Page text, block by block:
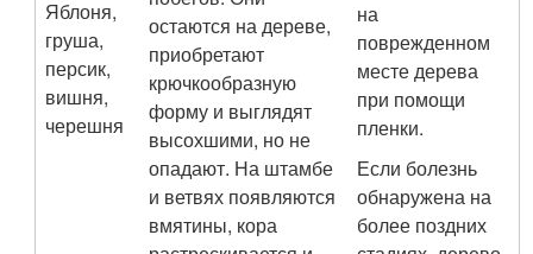
Яблоня,
груша,
персик,
вишня,
черешня
остаются на дереве,
приобретают
крючкообразную
форму и выглядят
высохшими, но не
опадают. На штамбе
и ветвях появляются
вмятины, кора
на
поврежденном
месте дерева
при помощи
пленки.
Если болезнь
обнаружена на
более поздних